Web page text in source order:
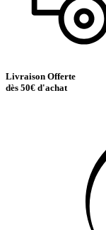
Livraison Offerte
dès 50€ d'achat